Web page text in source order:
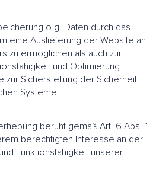
o.g. Daten durch das
eine Auslieferung der Website an
zu ermöglichen als auch zur
und Optimierung
Sicherstellung der Sicherheit
Systeme.
beruht gemäß Art. 6 Abs. 1
berechtigten Interesse an der
Funktionsfähigkeit unserer